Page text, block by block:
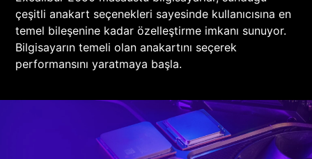
çeşitli anakart seçenekleri sayesinde kullanıcısına en
temel bileşenine kadar özelleştirme imkanı sunuyor.
Bilgisayarın temeli olan anakartını seçerek
performansını yaratmaya başla.